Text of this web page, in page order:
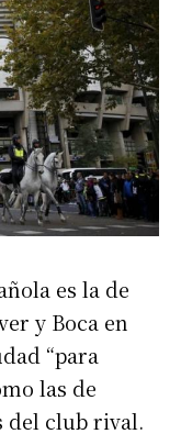
es la de
y Boca en
“para
las de
del club rival.